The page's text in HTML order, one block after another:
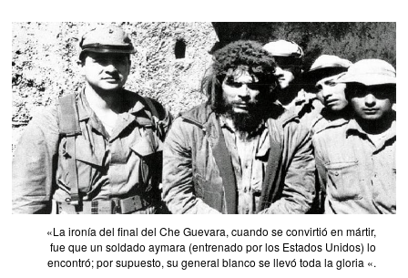
«La ironía del final del Che Guevara, cuando se convirtió en mártir,
fue que un soldado aymara (entrenado por los Estados Unidos) lo
encontró; por supuesto, su general blanco se llevó toda la gloria «.